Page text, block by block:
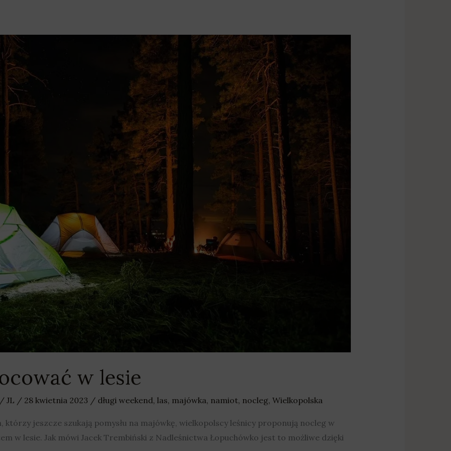
w lesie
JL / 28 kwietnia 2023 / długi weekend, las, majówka, namiot, nocleg, Wielkopolska
którzy jeszcze szukają pomysłu na majówkę, wielkopolscy leśnicy proponują nocleg w
w lesie. Jak mówi Jacek Trembiński z Nadleśnictwa Łopuchówko jest to możliwe dzięki